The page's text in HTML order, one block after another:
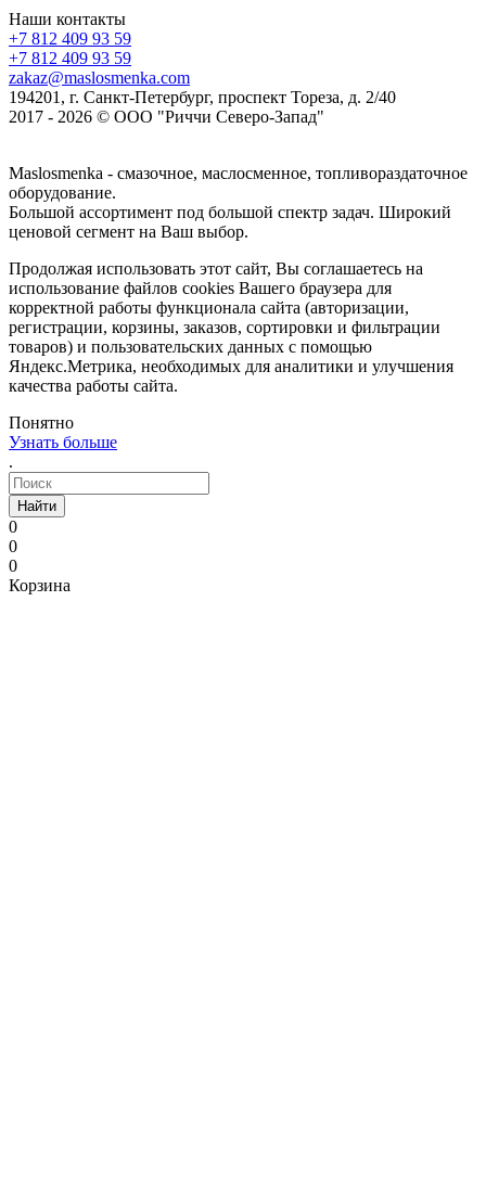
Наши контакты
+7 812 409 93 59
+7 812 409 93 59
zakaz@maslosmenka.com
194201, г. Санкт-Петербург, проспект Тореза, д. 2/40
2017 - 2026 © ООО "Риччи Северо-Запад"
Maslosmenka - смазочное, маслосменное, топливораздаточное
оборудование.
Большой ассортимент под большой спектр задач. Широкий
ценовой сегмент на Ваш выбор.
Продолжая использовать этот сайт, Вы соглашаетесь на
использование файлов cookies Вашего браузера для
корректной работы функционала сайта (авторизации,
регистрации, корзины, заказов, сортировки и фильтрации
товаров) и пользовательских данных с помощью
Яндекс.Метрика, необходимых для аналитики и улучшения
качества работы сайта.
Понятно
Узнать больше
.
Найти
0
0
0
Корзина